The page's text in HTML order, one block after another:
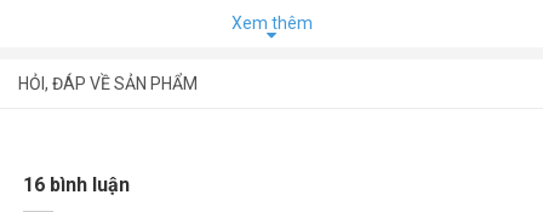
Xem thêm
HỎI, ĐÁP VỀ SẢN PHẨM
16 bình luận